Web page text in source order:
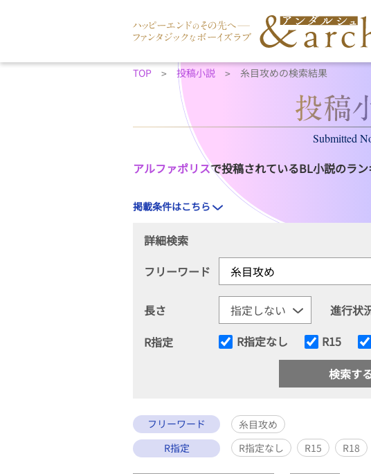
TOP 投稿小説 糸目攻めの検索結果
Submitted
アルファポリスで投稿されているBL小説のラン
掲載条件はこちら
詳細検索
フリーワード
長さ
進行状
R指定
R指定なし R15
フリーワード
糸目攻め
R指定
R指定なし R15 R18